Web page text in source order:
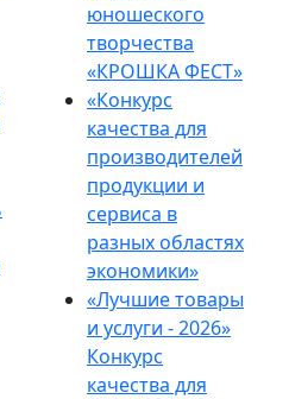
юношеского
творчества
«КРОШКА ФЕСТ»
«Конкурс
качества для
производителей
продукции и
сервиса в
разных областях
экономики»
«Лучшие товары
и услуги - 2026»
Конкурс
качества для